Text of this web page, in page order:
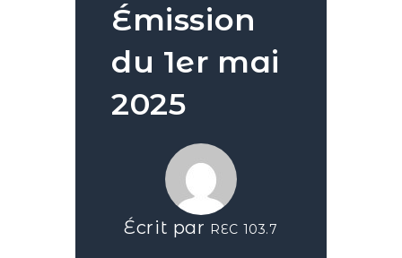
Émission
du 1er mai
2025
Écrit par REC 103.7